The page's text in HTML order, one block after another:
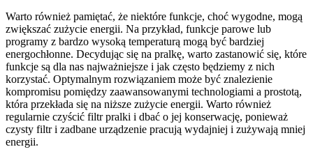
Warto również pamiętać, że niektóre funkcje, choć wygodne, mogą
zwiększać zużycie energii. Na przykład, funkcje parowe lub
programy z bardzo wysoką temperaturą mogą być bardziej
energochłonne. Decydując się na pralkę, warto zastanowić się, które
funkcje są dla nas najważniejsze i jak często będziemy z nich
korzystać. Optymalnym rozwiązaniem może być znalezienie
kompromisu pomiędzy zaawansowanymi technologiami a prostotą,
która przekłada się na niższe zużycie energii. Warto również
regularnie czyścić filtr pralki i dbać o jej konserwację, ponieważ
czysty filtr i zadbane urządzenie pracują wydajniej i zużywają mniej
energii.